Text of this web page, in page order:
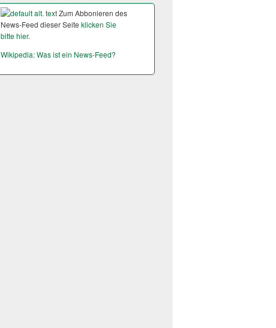
Zum Abbonieren des
News-Feed dieser Seite klicken Sie
bitte hier.
Wikipedia: Was ist ein News-Feed?